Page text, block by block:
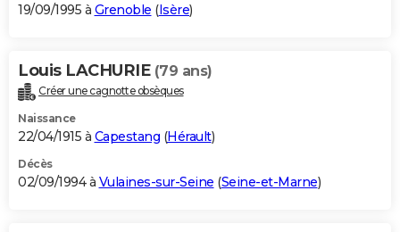
19/09/1995 à Grenoble (Isère)
Louis LACHURIE (79 ans)
Créer une cagnotte obsèques
Naissance
22/04/1915 à Capestang (Hérault)
Décès
02/09/1994 à Vulaines-sur-Seine (Seine-et-Marne)